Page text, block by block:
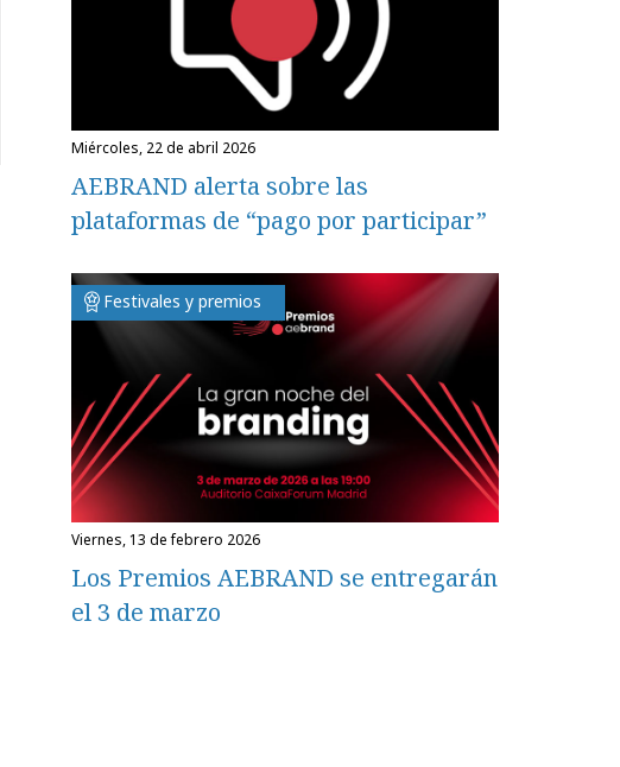
miércoles, 22 de abril 2026
AEBRAND alerta sobre las
plataformas de “pago por participar”
Festivales y premios
viernes, 13 de febrero 2026
Los Premios AEBRAND se entregarán
el 3 de marzo